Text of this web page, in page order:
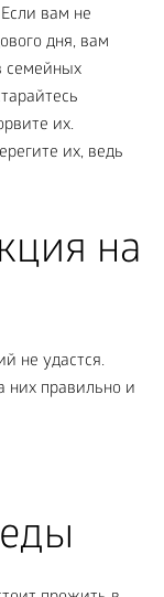
вам не
дня, вам
семейных
их.
их, ведь
на
не удастся.
них правильно и